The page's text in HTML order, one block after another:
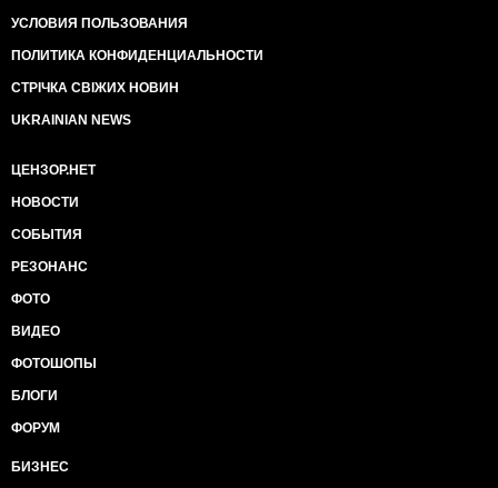
УСЛОВИЯ ПОЛЬЗОВАНИЯ
ПОЛИТИКА КОНФИДЕНЦИАЛЬНОСТИ
СТРІЧКА СВІЖИХ НОВИН
UKRAINIAN NEWS
ЦЕНЗОР.НЕТ
НОВОСТИ
СОБЫТИЯ
РЕЗОНАНС
ФОТО
ВИДЕО
ФОТОШОПЫ
БЛОГИ
ФОРУМ
БИЗНЕС